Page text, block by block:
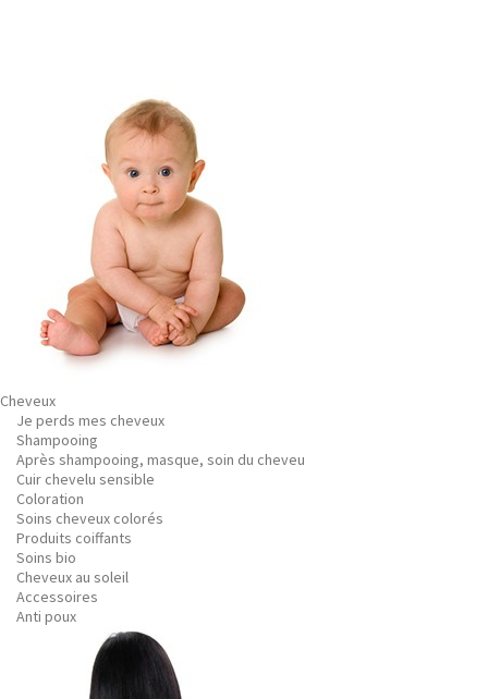
Cheveux
Je perds mes cheveux
Shampooing
Après shampooing, masque, soin du cheveu
Cuir chevelu sensible
Coloration
Soins cheveux colorés
Produits coiffants
Soins bio
Cheveux au soleil
Accessoires
Anti poux